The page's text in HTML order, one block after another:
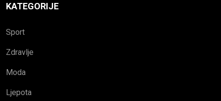
KATEGORIJE
Sport
Zdravlje
Moda
Ljepota